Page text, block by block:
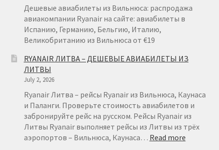
КАК НАЙТИ ДЕШЕВЫЙ БИЛЕТ
Кипр
КУПИТЬ АВИАБИЛЕТЫ ДЕШЕВО
Милан
Париж
ИЗ
ВАРШАВЫ
ОТ
€
Дешевые авиабилеты из Вильнюса: распродажа
авиакомпании Ryanair на сайте: авиабилеты в
Испанию, Германию, Бельгию, Италию,
Великобританию из Вильнюса от €19
RYANAIR ЛИТВА – ДЕШЕВЫЕ АВИАБИЛЕТЫ ИЗ
ЛИТВЫ
July 2, 2026
Ryanair Литва – рейсы Ryanair из Вильнюса, Каунаса
и Паланги. Проверьте стоимость авиабилетов и
забронируйте рейс на русском. Рейсы Ryanair из
Литвы Ryanair выполняет рейсы из Литвы из трёх
аэропортов – Вильнюса, Каунаса… Read more: